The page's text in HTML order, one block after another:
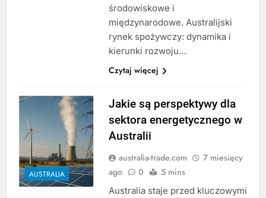
środowiskowe i
międzynarodowe. Australijski
rynek spożywczy: dynamika i
kierunki rozwoju…
Czytaj więcej
AUSTRALIA
Jakie są perspektywy dla
sektora energetycznego w
Australii
australia-trade.com
7 miesięcy
ago
0 5 mins
Australia staje przed kluczowymi